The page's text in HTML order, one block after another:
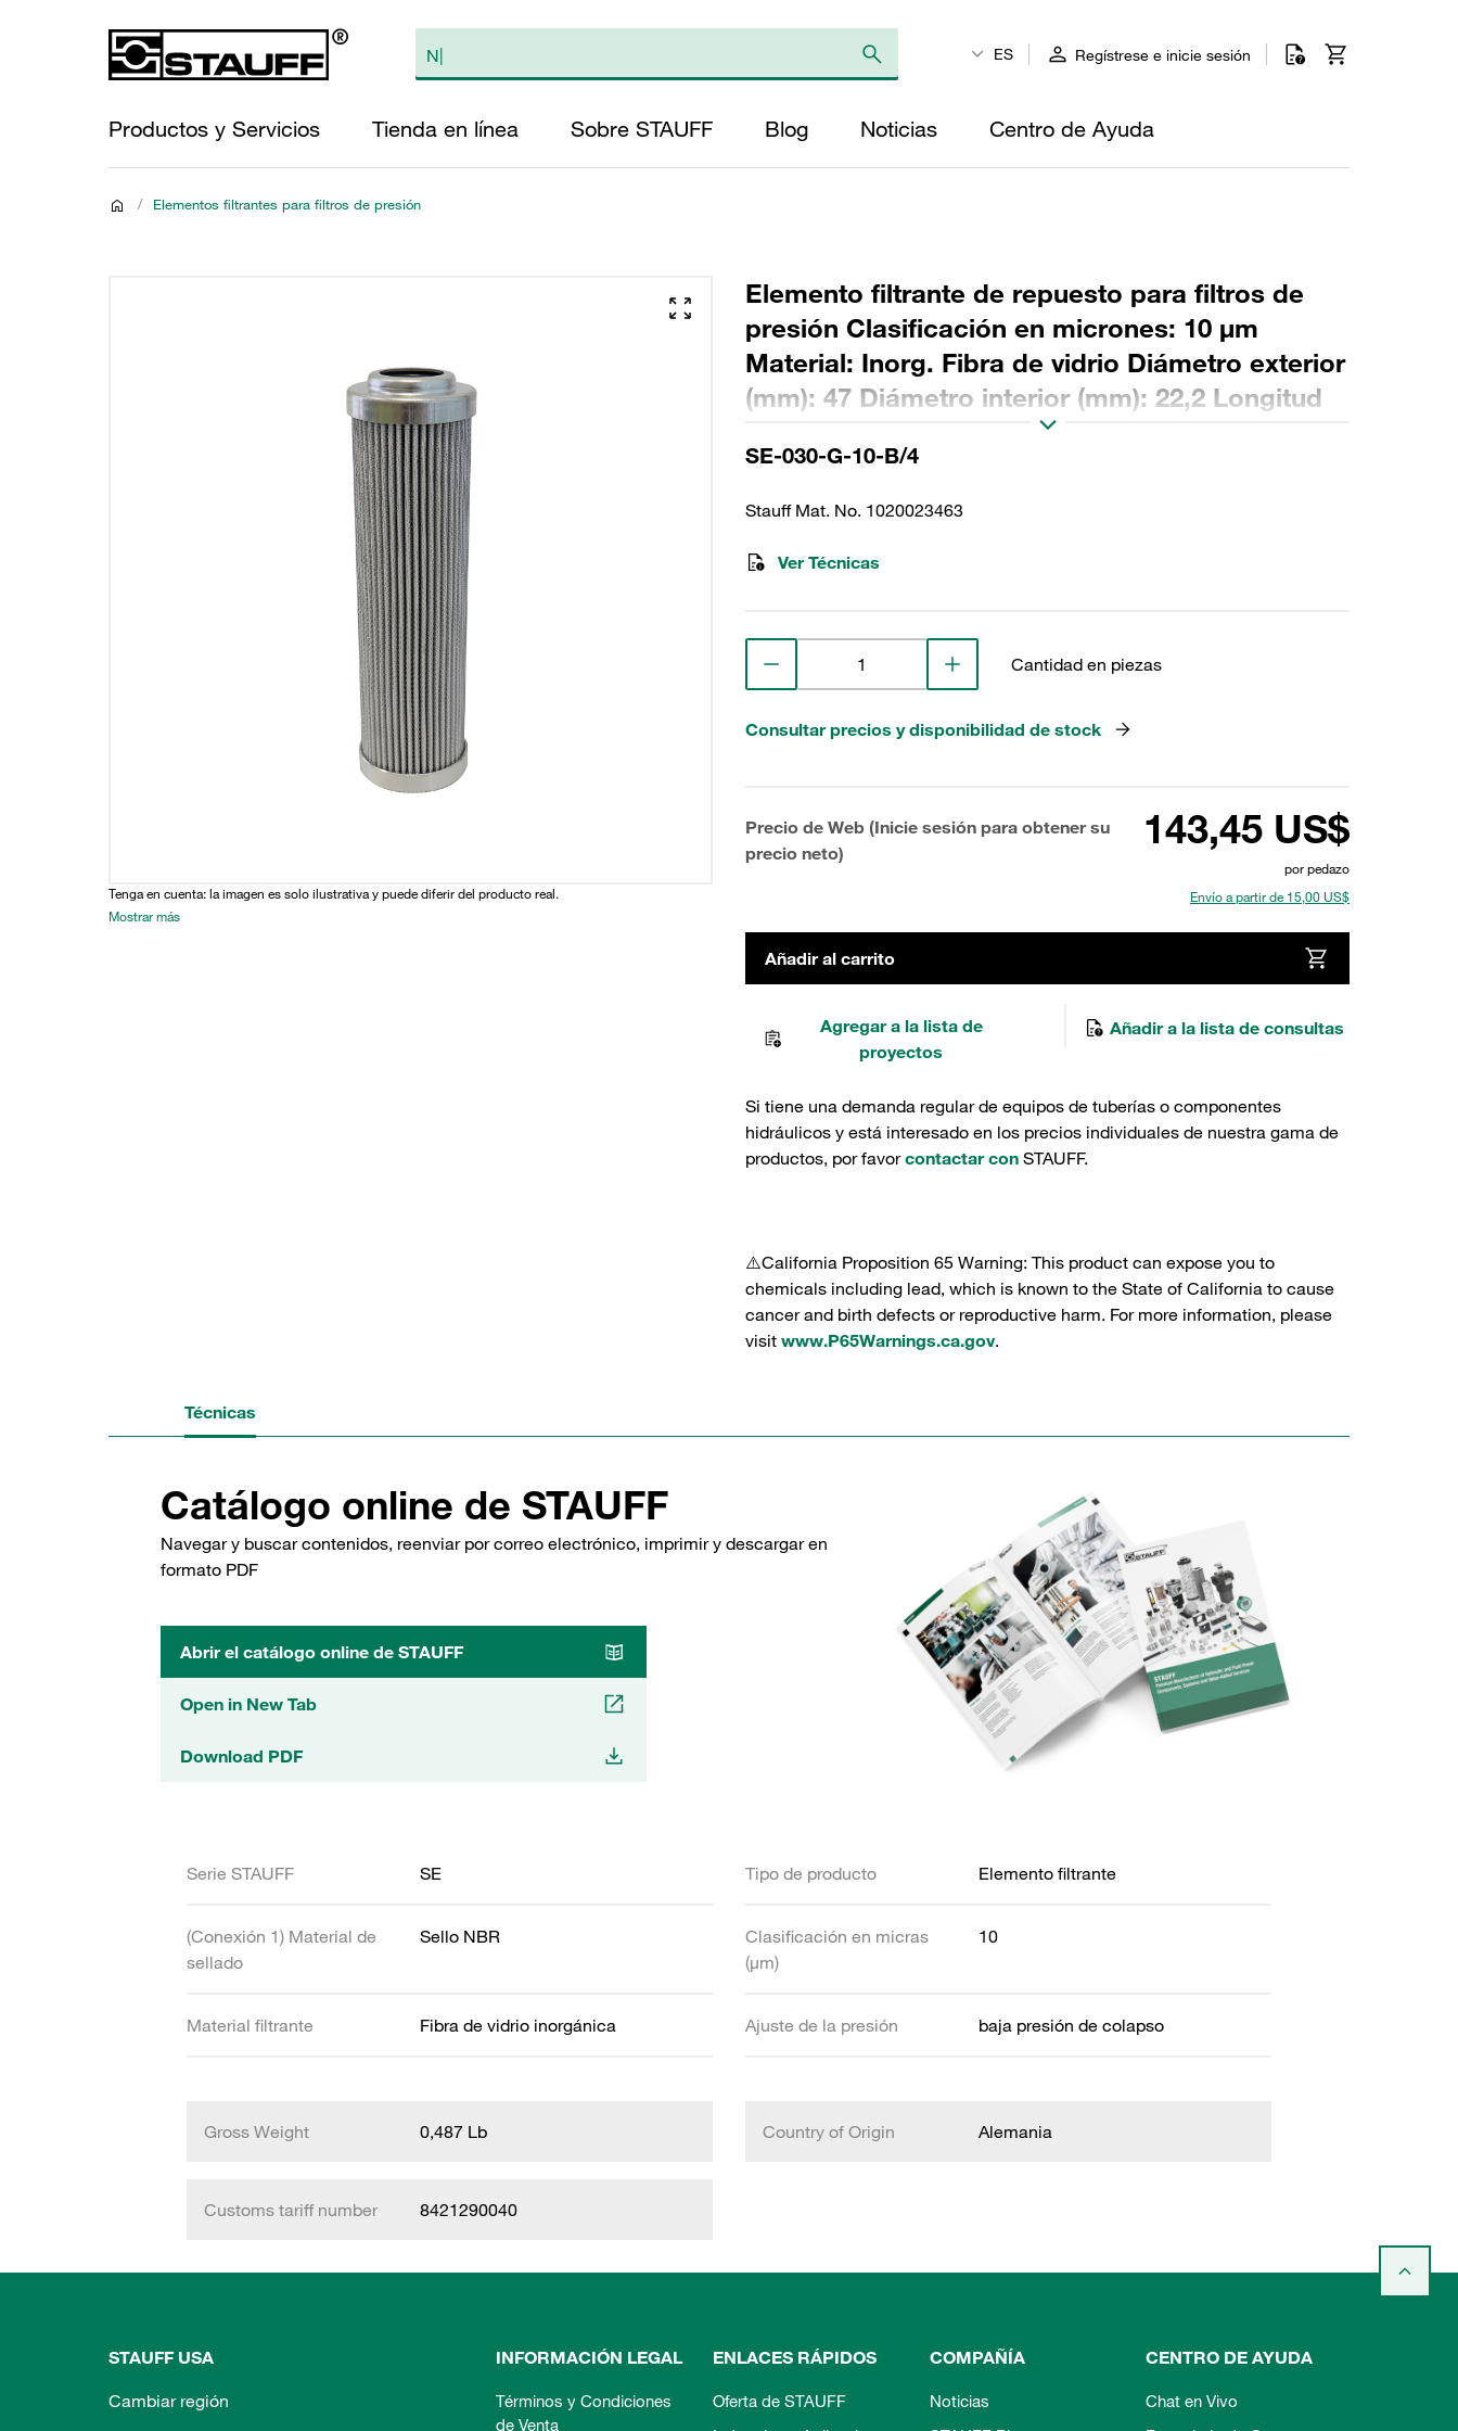
ES Regístrese e inicie sesión
Productos y Servicios Tienda en línea Sobre STAUFF Blog Noticias Centro de Ayuda
/ Elementos filtrantes para filtros de presión
Tenga en cuenta: la imagen es solo ilustrativa y puede diferir del producto real.
Mostrar más
Elemento filtrante de repuesto para filtros de
presión Clasificación en micrones: 10 µm
Material: Inorg. Fibra de vidrio Diámetro exterior
(mm): 47 Diámetro interior (mm): 22,2 Longitud
(mm): 153 Sellado: NBR, relación β >200
SE-030-G-10-B/4
Stauff Mat. No. 1020023463
Ver Técnicas
Cantidad en piezas
Consultar precios y disponibilidad de stock
Precio de Web (Inicie sesión para obtener su
precio neto)
143,45 US$
por pedazo
Envío a partir de 15,00 US$
Añadir al carrito
Agregar a la lista de
proyectos
Añadir a la lista de consultas
Si tiene una demanda regular de equipos de tuberías o componentes
hidráulicos y está interesado en los precios individuales de nuestra gama de
productos, por favorcontactar con STAUFF.
⚠️California Proposition 65 Warning: This product can expose you to
chemicals including lead, which is known to the State of California to cause
cancer and birth defects or reproductive harm. For more information, please
visit www.P65Warnings.ca.gov.
Técnicas
Catálogo online de STAUFF
Navegar y buscar contenidos, reenviar por correo electrónico, imprimir y descargar en
formato PDF
Abrir el catálogo online de STAUFF
Open in New Tab
Download PDF
Serie STAUFF SE Tipo de producto Elemento filtrante
(Conexión 1) Material de
sellado
Sello NBR
Clasificación en micras
(µm)
10
Material filtrante Fibra de vidrio inorgánica Ajuste de la presión baja presión de colapso
Gross Weight 0,487 Lb Country of Origin Alemania
Customs tariff number 8421290040
STAUFF USA
Cambiar región
INFORMACIÓN LEGAL
Términos y Condiciones
de Venta
ENLACES RÁPIDOS
Oferta de STAUFF
COMPAÑÍA
Noticias
CENTRO DE AYUDA
Chat en Vivo